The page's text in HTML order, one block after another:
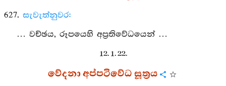
627. සැවැත්නුවර:
… වච්ඡය, රූපයෙහි අප්‍රතිවේධයෙන් …
12. 1. 22.
වේදනා අප්පටිවේධ සූත්‍රය